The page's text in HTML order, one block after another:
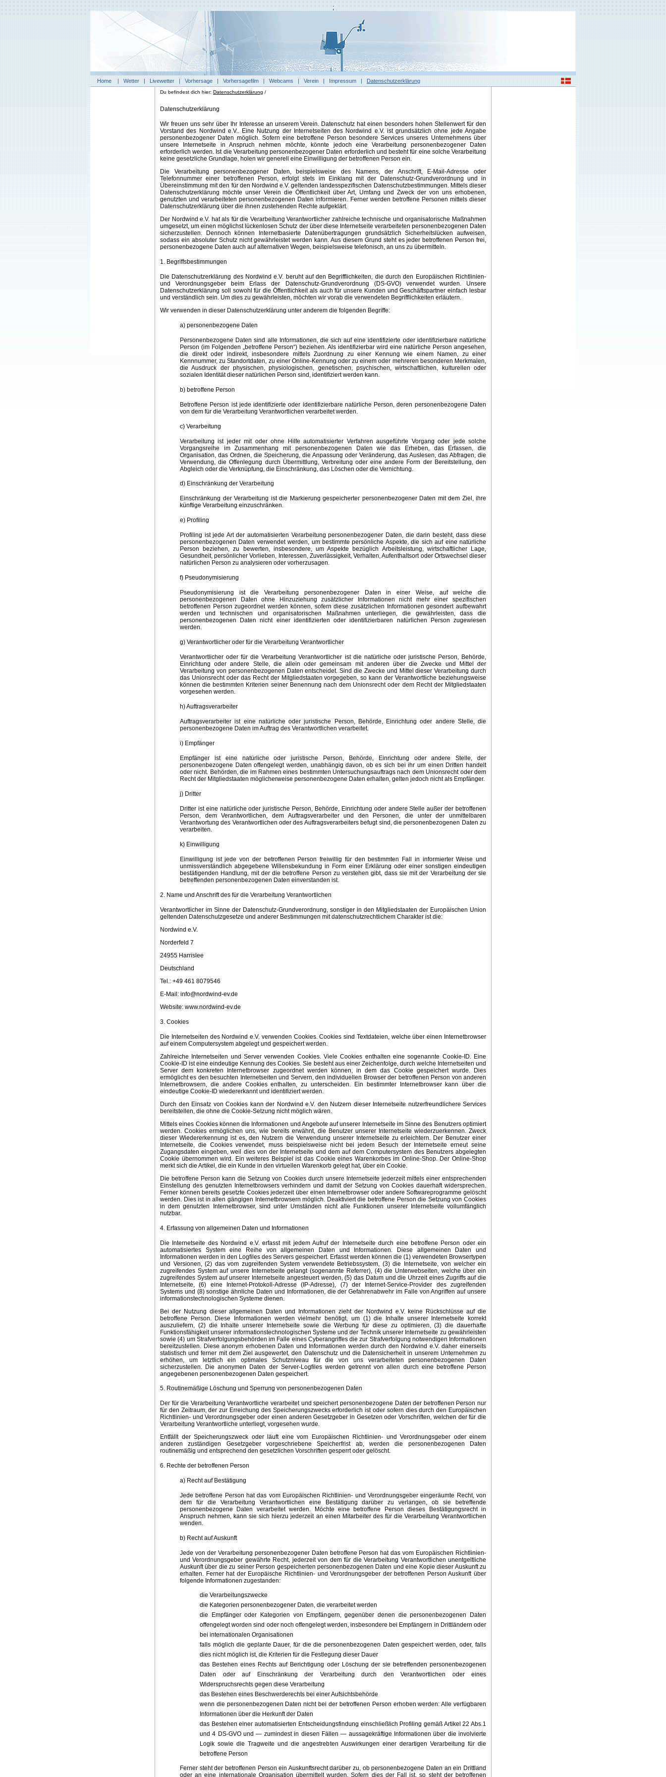
;
Home|Wetter|Livewetter|Vorhersage|Vorhersagefilm|Webcams|Verein|Impressum|Datenschutzerklärung
Du befindest dich hier: Datenschutzerklärung /
Datenschutzerklärung
Wir freuen uns sehr über Ihr Interesse an unserem Verein. Datenschutz hat einen besonders hohen Stellenwert für den
Vorstand des Nordwind e.V.. Eine Nutzung der Internetseiten des Nordwind e.V. ist grundsätzlich ohne jede Angabe
personenbezogener Daten möglich. Sofern eine betroffene Person besondere Services unseres Unternehmens über
unsere Internetseite in Anspruch nehmen möchte, könnte jedoch eine Verarbeitung personenbezogener Daten
erforderlich werden. Ist die Verarbeitung personenbezogener Daten erforderlich und besteht für eine solche Verarbeitung
keine gesetzliche Grundlage, holen wir generell eine Einwilligung der betroffenen Person ein.
Die Verarbeitung personenbezogener Daten, beispielsweise des Namens, der Anschrift, E-Mail-Adresse oder
Telefonnummer einer betroffenen Person, erfolgt stets im Einklang mit der Datenschutz-Grundverordnung und in
Übereinstimmung mit den für den Nordwind e.V. geltenden landesspezifischen Datenschutzbestimmungen. Mittels dieser
Datenschutzerklärung möchte unser Verein die Öffentlichkeit über Art, Umfang und Zweck der von uns erhobenen,
genutzten und verarbeiteten personenbezogenen Daten informieren. Ferner werden betroffene Personen mittels dieser
Datenschutzerklärung über die ihnen zustehenden Rechte aufgeklärt.
Der Nordwind e.V. hat als für die Verarbeitung Verantwortlicher zahlreiche technische und organisatorische Maßnahmen
umgesetzt, um einen möglichst lückenlosen Schutz der über diese Internetseite verarbeiteten personenbezogenen Daten
sicherzustellen. Dennoch können Internetbasierte Datenübertragungen grundsätzlich Sicherheitslücken aufweisen,
sodass ein absoluter Schutz nicht gewährleistet werden kann. Aus diesem Grund steht es jeder betroffenen Person frei,
personenbezogene Daten auch auf alternativen Wegen, beispielsweise telefonisch, an uns zu übermitteln.
1. Begriffsbestimmungen
Die Datenschutzerklärung des Nordwind e.V. beruht auf den Begrifflichkeiten, die durch den Europäischen Richtlinien-
und Verordnungsgeber beim Erlass der Datenschutz-Grundverordnung (DS-GVO) verwendet wurden. Unsere
Datenschutzerklärung soll sowohl für die Öffentlichkeit als auch für unsere Kunden und Geschäftspartner einfach lesbar
und verständlich sein. Um dies zu gewährleisten, möchten wir vorab die verwendeten Begrifflichkeiten erläutern.
Wir verwenden in dieser Datenschutzerklärung unter anderem die folgenden Begriffe:
a) personenbezogene Daten
Personenbezogene Daten sind alle Informationen, die sich auf eine identifizierte oder identifizierbare natürliche
Person (im Folgenden „betroffene Person“) beziehen. Als identifizierbar wird eine natürliche Person angesehen,
die direkt oder indirekt, insbesondere mittels Zuordnung zu einer Kennung wie einem Namen, zu einer
Kennnummer, zu Standortdaten, zu einer Online-Kennung oder zu einem oder mehreren besonderen Merkmalen,
die Ausdruck der physischen, physiologischen, genetischen, psychischen, wirtschaftlichen, kulturellen oder
sozialen Identität dieser natürlichen Person sind, identifiziert werden kann.
b) betroffene Person
Betroffene Person ist jede identifizierte oder identifizierbare natürliche Person, deren personenbezogene Daten
von dem für die Verarbeitung Verantwortlichen verarbeitet werden.
c) Verarbeitung
Verarbeitung ist jeder mit oder ohne Hilfe automatisierter Verfahren ausgeführte Vorgang oder jede solche
Vorgangsreihe im Zusammenhang mit personenbezogenen Daten wie das Erheben, das Erfassen, die
Organisation, das Ordnen, die Speicherung, die Anpassung oder Veränderung, das Auslesen, das Abfragen, die
Verwendung, die Offenlegung durch Übermittlung, Verbreitung oder eine andere Form der Bereitstellung, den
Abgleich oder die Verknüpfung, die Einschränkung, das Löschen oder die Vernichtung.
d) Einschränkung der Verarbeitung
Einschränkung der Verarbeitung ist die Markierung gespeicherter personenbezogener Daten mit dem Ziel, ihre
künftige Verarbeitung einzuschränken.
e) Profiling
Profiling ist jede Art der automatisierten Verarbeitung personenbezogener Daten, die darin besteht, dass diese
personenbezogenen Daten verwendet werden, um bestimmte persönliche Aspekte, die sich auf eine natürliche
Person beziehen, zu bewerten, insbesondere, um Aspekte bezüglich Arbeitsleistung, wirtschaftlicher Lage,
Gesundheit, persönlicher Vorlieben, Interessen, Zuverlässigkeit, Verhalten, Aufenthaltsort oder Ortswechsel dieser
natürlichen Person zu analysieren oder vorherzusagen.
f) Pseudonymisierung
Pseudonymisierung ist die Verarbeitung personenbezogener Daten in einer Weise, auf welche die
personenbezogenen Daten ohne Hinzuziehung zusätzlicher Informationen nicht mehr einer spezifischen
betroffenen Person zugeordnet werden können, sofern diese zusätzlichen Informationen gesondert aufbewahrt
werden und technischen und organisatorischen Maßnahmen unterliegen, die gewährleisten, dass die
personenbezogenen Daten nicht einer identifizierten oder identifizierbaren natürlichen Person zugewiesen
werden.
g) Verantwortlicher oder für die Verarbeitung Verantwortlicher
Verantwortlicher oder für die Verarbeitung Verantwortlicher ist die natürliche oder juristische Person, Behörde,
Einrichtung oder andere Stelle, die allein oder gemeinsam mit anderen über die Zwecke und Mittel der
Verarbeitung von personenbezogenen Daten entscheidet. Sind die Zwecke und Mittel dieser Verarbeitung durch
das Unionsrecht oder das Recht der Mitgliedstaaten vorgegeben, so kann der Verantwortliche beziehungsweise
können die bestimmten Kriterien seiner Benennung nach dem Unionsrecht oder dem Recht der Mitgliedstaaten
vorgesehen werden.
h) Auftragsverarbeiter
Auftragsverarbeiter ist eine natürliche oder juristische Person, Behörde, Einrichtung oder andere Stelle, die
personenbezogene Daten im Auftrag des Verantwortlichen verarbeitet.
i) Empfänger
Empfänger ist eine natürliche oder juristische Person, Behörde, Einrichtung oder andere Stelle, der
personenbezogene Daten offengelegt werden, unabhängig davon, ob es sich bei ihr um einen Dritten handelt
oder nicht. Behörden, die im Rahmen eines bestimmten Untersuchungsauftrags nach dem Unionsrecht oder dem
Recht der Mitgliedstaaten möglicherweise personenbezogene Daten erhalten, gelten jedoch nicht als Empfänger.
j) Dritter
Dritter ist eine natürliche oder juristische Person, Behörde, Einrichtung oder andere Stelle außer der betroffenen
Person, dem Verantwortlichen, dem Auftragsverarbeiter und den Personen, die unter der unmittelbaren
Verantwortung des Verantwortlichen oder des Auftragsverarbeiters befugt sind, die personenbezogenen Daten zu
verarbeiten.
k) Einwilligung
Einwilligung ist jede von der betroffenen Person freiwillig für den bestimmten Fall in informierter Weise und
unmissverständlich abgegebene Willensbekundung in Form einer Erklärung oder einer sonstigen eindeutigen
bestätigenden Handlung, mit der die betroffene Person zu verstehen gibt, dass sie mit der Verarbeitung der sie
betreffenden personenbezogenen Daten einverstanden ist.
2. Name und Anschrift des für die Verarbeitung Verantwortlichen
Verantwortlicher im Sinne der Datenschutz-Grundverordnung, sonstiger in den Mitgliedstaaten der Europäischen Union
geltenden Datenschutzgesetze und anderer Bestimmungen mit datenschutzrechtlichem Charakter ist die:
Nordwind e.V.
Norderfeld 7
24955 Harrislee
Deutschland
Tel.: +49 461 8079546
E-Mail: info@nordwind-ev.de
Website: www.nordwind-ev.de
3. Cookies
Die Internetseiten des Nordwind e.V. verwenden Cookies. Cookies sind Textdateien, welche über einen Internetbrowser
auf einem Computersystem abgelegt und gespeichert werden.
Zahlreiche Internetseiten und Server verwenden Cookies. Viele Cookies enthalten eine sogenannte Cookie-ID. Eine
Cookie-ID ist eine eindeutige Kennung des Cookies. Sie besteht aus einer Zeichenfolge, durch welche Internetseiten und
Server dem konkreten Internetbrowser zugeordnet werden können, in dem das Cookie gespeichert wurde. Dies
ermöglicht es den besuchten Internetseiten und Servern, den individuellen Browser der betroffenen Person von anderen
Internetbrowsern, die andere Cookies enthalten, zu unterscheiden. Ein bestimmter Internetbrowser kann über die
eindeutige Cookie-ID wiedererkannt und identifiziert werden.
Durch den Einsatz von Cookies kann der Nordwind e.V. den Nutzern dieser Internetseite nutzerfreundlichere Services
bereitstellen, die ohne die Cookie-Setzung nicht möglich wären.
Mittels eines Cookies können die Informationen und Angebote auf unserer Internetseite im Sinne des Benutzers optimiert
werden. Cookies ermöglichen uns, wie bereits erwähnt, die Benutzer unserer Internetseite wiederzuerkennen. Zweck
dieser Wiedererkennung ist es, den Nutzern die Verwendung unserer Internetseite zu erleichtern. Der Benutzer einer
Internetseite, die Cookies verwendet, muss beispielsweise nicht bei jedem Besuch der Internetseite erneut seine
Zugangsdaten eingeben, weil dies von der Internetseite und dem auf dem Computersystem des Benutzers abgelegten
Cookie übernommen wird. Ein weiteres Beispiel ist das Cookie eines Warenkorbes im Online-Shop. Der Online-Shop
merkt sich die Artikel, die ein Kunde in den virtuellen Warenkorb gelegt hat, über ein Cookie.
Die betroffene Person kann die Setzung von Cookies durch unsere Internetseite jederzeit mittels einer entsprechenden
Einstellung des genutzten Internetbrowsers verhindern und damit der Setzung von Cookies dauerhaft widersprechen.
Ferner können bereits gesetzte Cookies jederzeit über einen Internetbrowser oder andere Softwareprogramme gelöscht
werden. Dies ist in allen gängigen Internetbrowsern möglich. Deaktiviert die betroffene Person die Setzung von Cookies
in dem genutzten Internetbrowser, sind unter Umständen nicht alle Funktionen unserer Internetseite vollumfänglich
nutzbar.
4. Erfassung von allgemeinen Daten und Informationen
Die Internetseite des Nordwind e.V. erfasst mit jedem Aufruf der Internetseite durch eine betroffene Person oder ein
automatisiertes System eine Reihe von allgemeinen Daten und Informationen. Diese allgemeinen Daten und
Informationen werden in den Logfiles des Servers gespeichert. Erfasst werden können die (1) verwendeten Browsertypen
und Versionen, (2) das vom zugreifenden System verwendete Betriebssystem, (3) die Internetseite, von welcher ein
zugreifendes System auf unsere Internetseite gelangt (sogenannte Referrer), (4) die Unterwebseiten, welche über ein
zugreifendes System auf unserer Internetseite angesteuert werden, (5) das Datum und die Uhrzeit eines Zugriffs auf die
Internetseite, (6) eine Internet-Protokoll-Adresse (IP-Adresse), (7) der Internet-Service-Provider des zugreifenden
Systems und (8) sonstige ähnliche Daten und Informationen, die der Gefahrenabwehr im Falle von Angriffen auf unsere
informationstechnologischen Systeme dienen.
Bei der Nutzung dieser allgemeinen Daten und Informationen zieht der Nordwind e.V. keine Rückschlüsse auf die
betroffene Person. Diese Informationen werden vielmehr benötigt, um (1) die Inhalte unserer Internetseite korrekt
auszuliefern, (2) die Inhalte unserer Internetseite sowie die Werbung für diese zu optimieren, (3) die dauerhafte
Funktionsfähigkeit unserer informationstechnologischen Systeme und der Technik unserer Internetseite zu gewährleisten
sowie (4) um Strafverfolgungsbehörden im Falle eines Cyberangriffes die zur Strafverfolgung notwendigen Informationen
bereitzustellen. Diese anonym erhobenen Daten und Informationen werden durch den Nordwind e.V. daher einerseits
statistisch und ferner mit dem Ziel ausgewertet, den Datenschutz und die Datensicherheit in unserem Unternehmen zu
erhöhen, um letztlich ein optimales Schutzniveau für die von uns verarbeiteten personenbezogenen Daten
sicherzustellen. Die anonymen Daten der Server-Logfiles werden getrennt von allen durch eine betroffene Person
angegebenen personenbezogenen Daten gespeichert.
5. Routinemäßige Löschung und Sperrung von personenbezogenen Daten
Der für die Verarbeitung Verantwortliche verarbeitet und speichert personenbezogene Daten der betroffenen Person nur
für den Zeitraum, der zur Erreichung des Speicherungszwecks erforderlich ist oder sofern dies durch den Europäischen
Richtlinien- und Verordnungsgeber oder einen anderen Gesetzgeber in Gesetzen oder Vorschriften, welchen der für die
Verarbeitung Verantwortliche unterliegt, vorgesehen wurde.
Entfällt der Speicherungszweck oder läuft eine vom Europäischen Richtlinien- und Verordnungsgeber oder einem
anderen zuständigen Gesetzgeber vorgeschriebene Speicherfrist ab, werden die personenbezogenen Daten
routinemäßig und entsprechend den gesetzlichen Vorschriften gesperrt oder gelöscht.
6. Rechte der betroffenen Person
a) Recht auf Bestätigung
Jede betroffene Person hat das vom Europäischen Richtlinien- und Verordnungsgeber eingeräumte Recht, von
dem für die Verarbeitung Verantwortlichen eine Bestätigung darüber zu verlangen, ob sie betreffende
personenbezogene Daten verarbeitet werden. Möchte eine betroffene Person dieses Bestätigungsrecht in
Anspruch nehmen, kann sie sich hierzu jederzeit an einen Mitarbeiter des für die Verarbeitung Verantwortlichen
wenden.
b) Recht auf Auskunft
Jede von der Verarbeitung personenbezogener Daten betroffene Person hat das vom Europäischen Richtlinien-
und Verordnungsgeber gewährte Recht, jederzeit von dem für die Verarbeitung Verantwortlichen unentgeltliche
Auskunft über die zu seiner Person gespeicherten personenbezogenen Daten und eine Kopie dieser Auskunft zu
erhalten. Ferner hat der Europäische Richtlinien- und Verordnungsgeber der betroffenen Person Auskunft über
folgende Informationen zugestanden:
die Verarbeitungszwecke
die Kategorien personenbezogener Daten, die verarbeitet werden
die Empfänger oder Kategorien von Empfängern, gegenüber denen die personenbezogenen Daten
offengelegt worden sind oder noch offengelegt werden, insbesondere bei Empfängern in Drittländern oder
bei internationalen Organisationen
falls möglich die geplante Dauer, für die die personenbezogenen Daten gespeichert werden, oder, falls
dies nicht möglich ist, die Kriterien für die Festlegung dieser Dauer
das Bestehen eines Rechts auf Berichtigung oder Löschung der sie betreffenden personenbezogenen
Daten oder auf Einschränkung der Verarbeitung durch den Verantwortlichen oder eines
Widerspruchsrechts gegen diese Verarbeitung
das Bestehen eines Beschwerderechts bei einer Aufsichtsbehörde
wenn die personenbezogenen Daten nicht bei der betroffenen Person erhoben werden: Alle verfügbaren
Informationen über die Herkunft der Daten
das Bestehen einer automatisierten Entscheidungsfindung einschließlich Profiling gemäß Artikel 22 Abs.1
und 4 DS-GVO und — zumindest in diesen Fällen — aussagekräftige Informationen über die involvierte
Logik sowie die Tragweite und die angestrebten Auswirkungen einer derartigen Verarbeitung für die
betroffene Person
Ferner steht der betroffenen Person ein Auskunftsrecht darüber zu, ob personenbezogene Daten an ein Drittland
oder an eine internationale Organisation übermittelt wurden. Sofern dies der Fall ist, so steht der betroffenen